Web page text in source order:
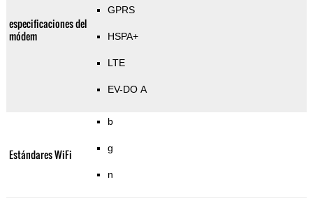
especificaciones del
módem
GPRS
HSPA+
LTE
EV-DO A
Estándares WiFi
b
g
n